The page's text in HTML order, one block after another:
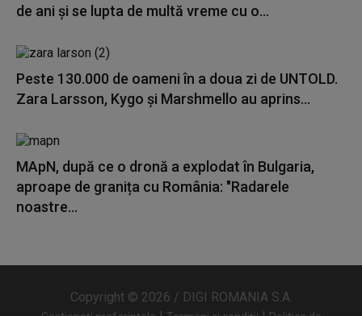
de ani și se lupta de multă vreme cu o...
Peste 130.000 de oameni în a doua zi de UNTOLD.
Zara Larsson, Kygo și Marshmello au aprins...
MApN, după ce o dronă a explodat în Bulgaria,
aproape de granița cu România: "Radarele
noastre...
Copyright © 2026 / DIGI ROMANIA S.A.